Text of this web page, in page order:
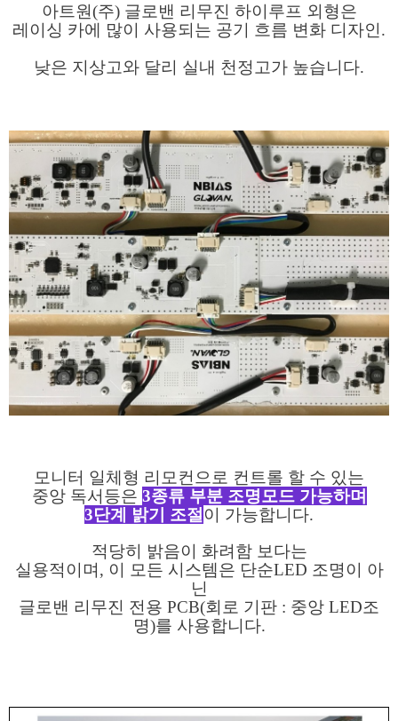
아트원(주) 글로밴 리무진 하이루프 외형은
레이싱 카에 많이 사용되는 공기 흐름 변화 디자인.
낮은 지상고와 달리 실내 천정고가 높습니다.
모니터 일체형 리모컨으로 컨트롤 할 수 있는
중앙 독서등은 3종류 부분 조명모드 가능하며
3단계 밝기 조절이 가능합니다.
적당히 밝음이 화려함 보다는
실용적이며, 이 모든 시스템은 단순LED 조명이 아
닌
글로밴 리무진 전용 PCB(회로 기판 : 중앙 LED조
명)를 사용합니다.